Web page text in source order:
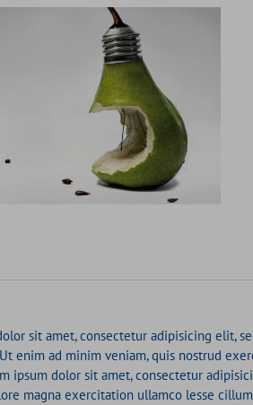
sit amet, consectetur adipisicing elit,
enim ad minim veniam, quis nostrud
ipsum dolor sit amet, consectetur
magna exercitation ullamco lesse